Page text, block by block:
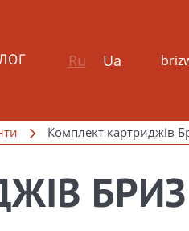
Ru Ua
Комплект картриджів